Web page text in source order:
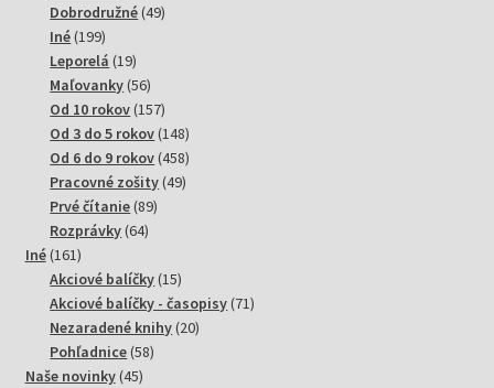
produktov
Dobrodružné 4949
Iné 199199
produktov
Leporelá 1919
produktov
Maľovanky 5656
produktov
Od 10 rokov 157157
produktov
Od 3 do 5 rokov 148148
produktov
Od 6 do 9 rokov 458458
produktov
Pracovné zošity 4949
Prvé čítanie 8989
Rozprávky 6464
Iné 161161
produktov
Akciové balíčky 1515
produktov
Akciové balíčky - časopisy 7171
Nezaradené knihy 2020
Pohľadnice 5858
Naše novinky 4545